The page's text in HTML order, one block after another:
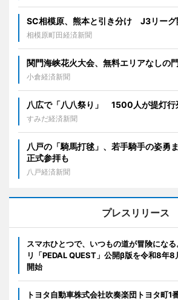
SC相模原、熊本と引き分け J3リーグ
相模原町田経済新聞
関門海峡花火大会、無料エリアなしの
小倉経済新聞
八広で「八八祭り」 1500人が提灯行
すみだ経済新聞
八戸の「騎馬打毬」、若手騎手の姿
正式参拝も
八戸経済新聞
プレスリリース
スマホひとつで、いつもの道が冒険にな
リ「PEDAL QUEST」公開β版を令和8年
開始
トヨタ自動車株式会社吹奏楽団トヨタ町